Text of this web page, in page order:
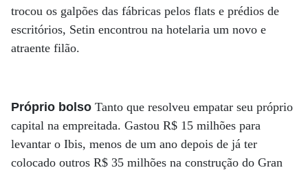
trocou os galpões das fábricas pelos flats e prédios de
escritórios, Setin encontrou na hotelaria um novo e
atraente filão.
Próprio bolso Tanto que resolveu empatar seu próprio
capital na empreitada. Gastou R$ 15 milhões para
levantar o Ibis, menos de um ano depois de já ter
colocado outros R$ 35 milhões na construção do Gran